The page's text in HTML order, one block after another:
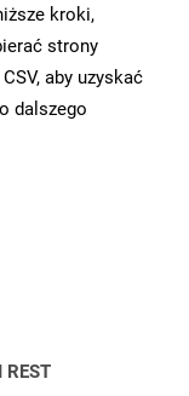
kroki,
strony
aby uzyskać
dalszego